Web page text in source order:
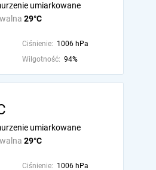
29°C
umiarkowane
Ciśnienie: 1006 hPa
Wilgotność: 94%
29°C
umiarkowane
Ciśnienie: 1006 hPa